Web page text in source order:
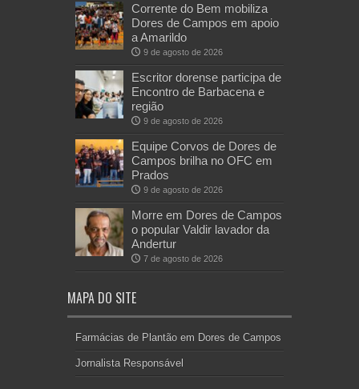
Corrente do Bem mobiliza
Dores de Campos em apoio
a Amarildo
9 de agosto de 2026
Escritor dorense participa de
Encontro de Barbacena e
região
9 de agosto de 2026
Equipe Corvos de Dores de
Campos brilha no OFC em
Prados
9 de agosto de 2026
Morre em Dores de Campos
o popular Valdir lavador da
Andertur
7 de agosto de 2026
MAPA DO SITE
Farmácias de Plantão em Dores de Campos
Jornalista Responsável